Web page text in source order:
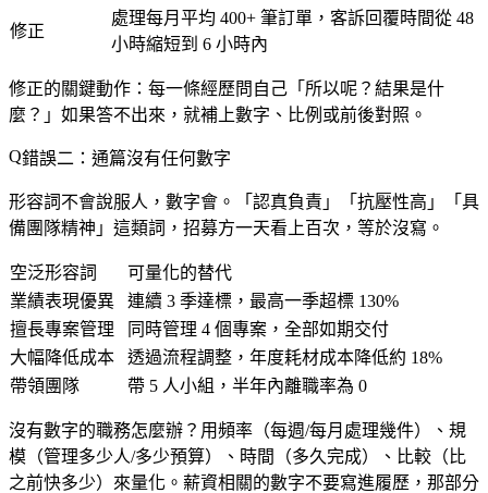
修正
處理每月平均 400+ 筆訂單，客訴回覆時間從 48
小時縮短到 6 小時內
修正的關鍵動作：每一條經歷問自己「所以呢？結果是什
麼？」如果答不出來，就補上數字、比例或前後對照。
錯誤二：通篇沒有任何數字
形容詞不會說服人，數字會。「認真負責」「抗壓性高」「具
備團隊精神」這類詞，招募方一天看上百次，等於沒寫。
空泛形容詞
可量化的替代
業績表現優異
連續 3 季達標，最高一季超標 130%
擅長專案管理
同時管理 4 個專案，全部如期交付
大幅降低成本
透過流程調整，年度耗材成本降低約 18%
帶領團隊
帶 5 人小組，半年內離職率為 0
沒有數字的職務怎麼辦？用頻率（每週/每月處理幾件）、規
模（管理多少人/多少預算）、時間（多久完成）、比較（比
之前快多少）來量化。薪資相關的數字不要寫進履歷，那部分